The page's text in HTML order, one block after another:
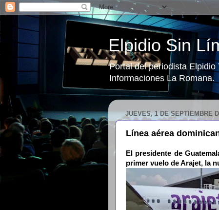
Elpidio Sin
Portal del periodista
Informaciones La Romana.
JUEVES, 1 DE SEPTIEMBRE
Línea aérea
El presidente de
primer vuelo de Arajet, la